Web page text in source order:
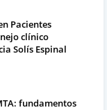
Pacientes
clínico
Solís Espinal
fundamentos